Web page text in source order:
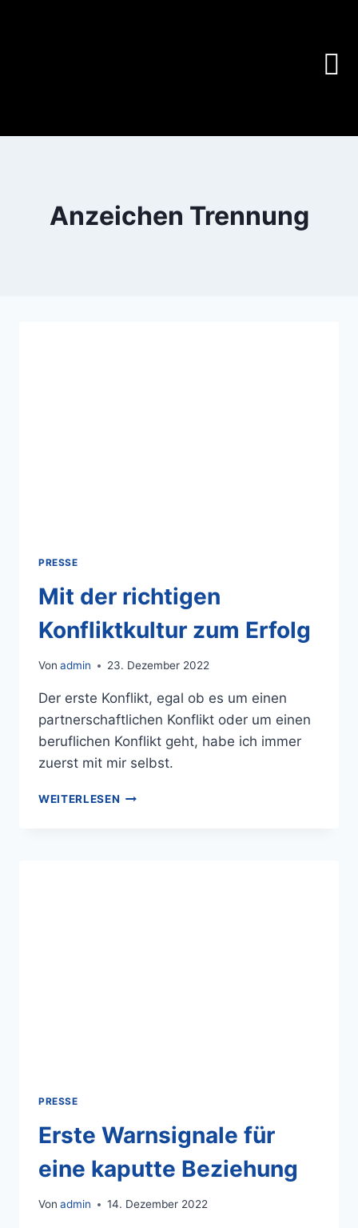
Anzeichen Trennung
PRESSE
Mit der richtigen
Konfliktkultur zum Erfolg
Von admin 23. Dezember 2022
Der erste Konflikt, egal ob es um einen
partnerschaftlichen Konflikt oder um einen
beruflichen Konflikt geht, habe ich immer
zuerst mit mir selbst.
WEITERLESEN
PRESSE
Erste Warnsignale für
eine kaputte Beziehung
Von admin 14. Dezember 2022